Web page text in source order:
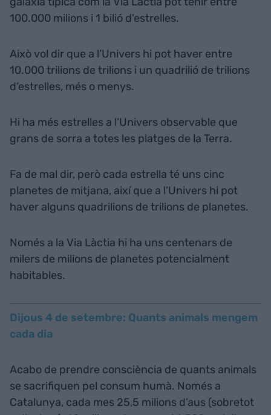
100.000 milions i 1 bilió d’estrelles.
Això vol dir que a l’Univers hi pot haver entre
10.000 trilions de trilions i un quadrilió de trilions
d’estrelles, més o menys.
Hi ha més estrelles a l’Univers observable que
grans de sorra a totes les platges de la Terra.
Fa de mal dir, però cada estrella té uns cinc
planetes de mitjana, així que a l’Univers hi pot
haver alguns quadrilions de trilions de planetes.
Només a la Via Làctia hi ha uns centenars de
milers de milions de planetes potencialment
habitables.
Dijous 4 de setembre: Quants animals mengem
cada dia
Acabo de prendre consciència de quants animals
se sacrifiquen pel consum humà. Només a
Catalunya, cada mes 25,5 milions d’aus (sobretot